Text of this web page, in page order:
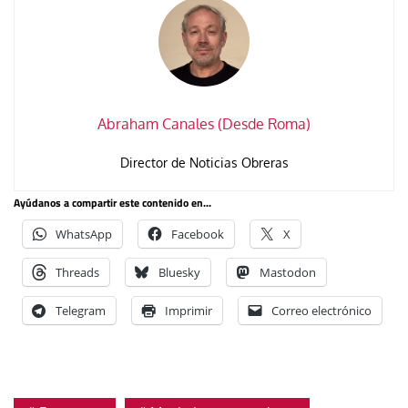
Abraham Canales (Desde Roma)
Director de Noticias Obreras
Ayúdanos a compartir este contenido en...
WhatsApp Facebook X
Threads Bluesky Mastodon
Telegram Imprimir Correo electrónico